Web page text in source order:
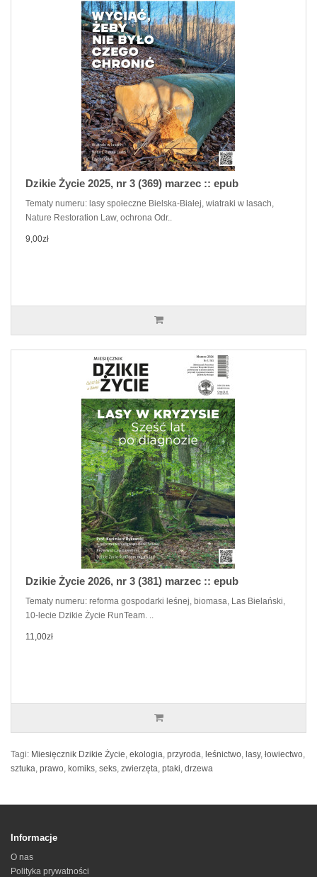
Dzikie Życie 2025, nr 3 (369) marzec :: epub
Tematy numeru: lasy społeczne Bielska-Białej, wiatraki w lasach,
Nature Restoration Law, ochrona Odr..
9,00zł
Dzikie Życie 2026, nr 3 (381) marzec :: epub
Tematy numeru: reforma gospodarki leśnej, biomasa, Las Bielański,
10-lecie Dzikie Życie RunTeam. ..
11,00zł
Tagi: Miesięcznik Dzikie Życie, ekologia, przyroda, leśnictwo, lasy, łowiectwo,
sztuka, prawo, komiks, seks, zwierzęta, ptaki, drzewa
Informacje
O nas
Polityka prywatności